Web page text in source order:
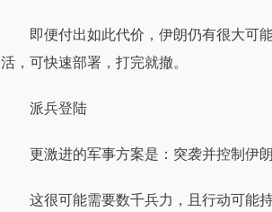
即便付出如此代价，伊朗仍有很大可能
活，可快速部署，打完就撤。
派兵登陆
更激进的军事方案是：突袭并控制伊朗
这很可能需要数千兵力，且行动可能持